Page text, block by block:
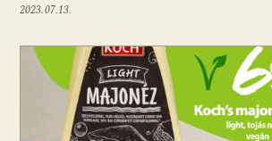
2023.07.13.